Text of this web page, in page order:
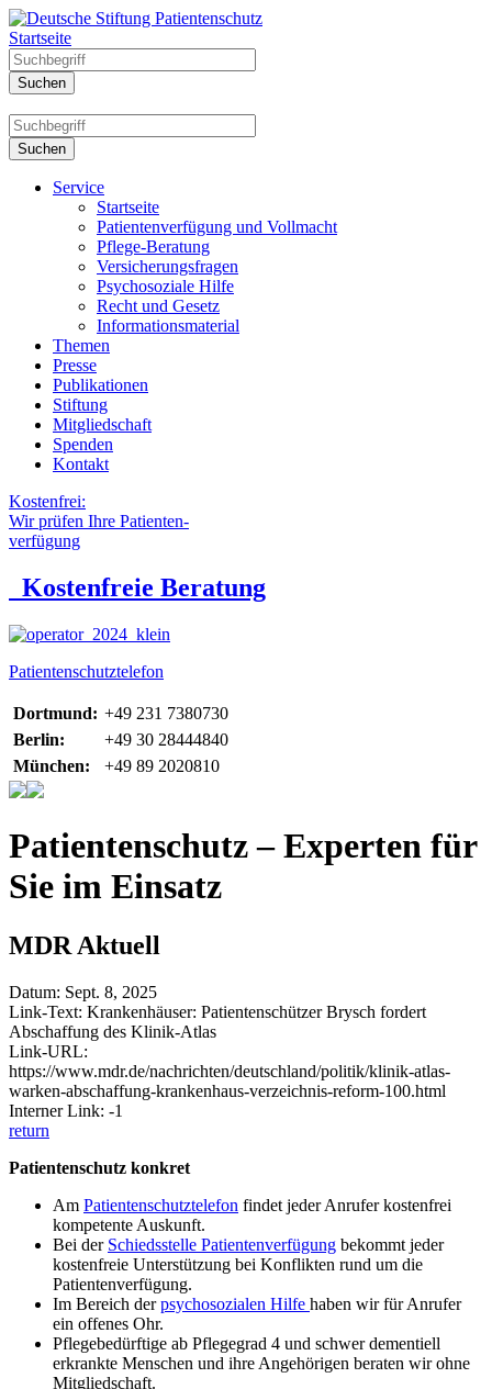
Startseite
Service
Startseite
Patientenverfügung und Vollmacht
Pflege-Beratung
Versicherungsfragen
Psychosoziale Hilfe
Recht und Gesetz
Informationsmaterial
Themen
Presse
Publikationen
Stiftung
Mitgliedschaft
Spenden
Kontakt
Kostenfrei:
Wir prüfen Ihre Patienten-
verfügung
Kostenfreie Beratung
Patientenschutztelefon
Dortmund: +49 231 7380730
Berlin:
+49 30 28444840
München:
+49 89 2020810
Patientenschutz – Experten für
Sie im Einsatz
MDR Aktuell
Datum: Sept. 8, 2025
Link-Text: Krankenhäuser: Patientenschützer Brysch fordert
Abschaffung des Klinik-Atlas
Link-URL:
https://www.mdr.de/nachrichten/deutschland/politik/klinik-atlas-
warken-abschaffung-krankenhaus-verzeichnis-reform-100.html
Interner Link: -1
return
Patientenschutz konkret
Am Patientenschutztelefon findet jeder Anrufer kostenfrei
kompetente Auskunft.
Bei der Schiedsstelle Patientenverfügung bekommt jeder
kostenfreie Unterstützung bei Konflikten rund um die
Patientenverfügung.
Im Bereich derpsychosozialen Hilfe haben wir für Anrufer
ein offenes Ohr.
Pflegebedürftige ab Pflegegrad 4 und schwer dementiell
erkrankte Menschen und ihre Angehörigen beraten wir ohne
Mitgliedschaft.